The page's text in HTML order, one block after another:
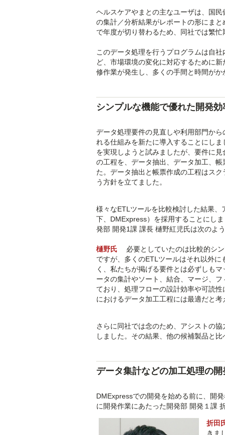
ヘルスケアやまとの主なユーザは、国
の集計／分析結果がレポートの形にま
で年度が切り替わるため、同社では繁
このデータ処理を行うプログラムは自
ど、市場環境の変化に対応するために
修作業が発生し、多くの手間と時間がか
シンプルな機能で優れた開発
データ処理要件の見直しや利用部門か
れる仕組みを新たに導入することにし
を実現しようと試みましたが、要件に
の工程を、データ抽出、データ加工、
た。データ抽出と帳票作成の工程はス
う方針を立てました。
様々なETLツールを比較検討した結果
下、DMExpress）を採用することにし
発部 開発1課 課長 樋野紅児氏は次のよう
樋野氏
必要としていたのは比較的シ
ですが、多くのETLツールはそれ以外
く、私たちが掲げる要件とは必ずしも
ータの集計やソート、結合、マージ、
ており、処理フローの設計効率や可読
におけるデータ加工工程には最適だと考
さらに同社では念のため、アシストの
しました。その結果、他の候補製品と
データ集計などの加工処理の
DMExpressでの開発を始める前に、開
に開発作業にあたった開発部 開発１課
折田
きま